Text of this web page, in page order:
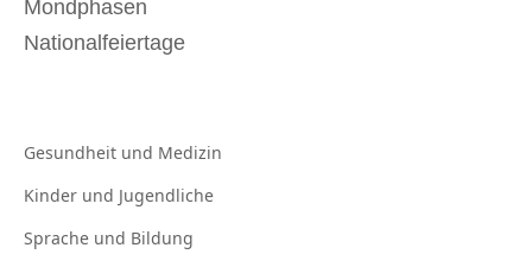
Mondphasen
Nationalfeiertage
Gesundheit und Medizin
Kinder und Jugendliche
Sprache und Bildung